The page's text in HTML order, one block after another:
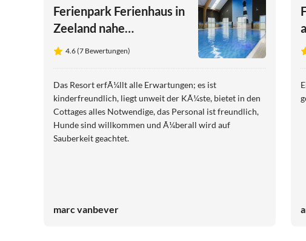
Ferienpark Ferienhaus in
Zeeland nahe
Nordseestrand
4.6 (7 Bewertungen)
Das Resort erfÃ¼llt alle Erwartungen; es ist
kinderfreundlich, liegt unweit der KÃ¼ste, bietet in den
Cottages alles Notwendige, das Personal ist freundlich,
Hunde sind willkommen und Ã¼berall wird auf
Sauberkeit geachtet.
marc vanbever